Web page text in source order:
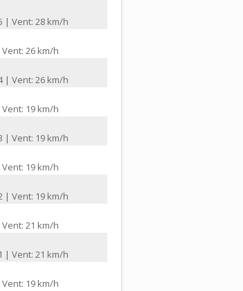
| Vent: 28 km/h
26 km/h
| Vent: 26 km/h
19 km/h
| Vent: 19 km/h
19 km/h
| Vent: 19 km/h
21 km/h
| Vent: 21 km/h
19 km/h